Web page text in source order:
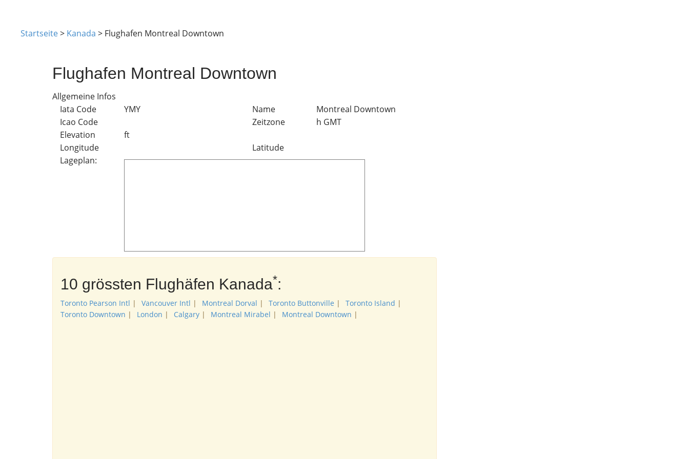
Startseite> Kanada > Flughafen Montreal Downtown
Flughafen Montreal Downtown
Allgemeine Infos
Iata Code
YMY Name
Montreal Downtown
Icao Code
Zeitzone
h GMT
Elevation
ft
Longitude
Latitude
Lageplan:
10 grössten Flughäfen Kanada*:
Toronto Pearson Intl | Vancouver Intl | Montreal Dorval | Toronto Buttonville | Toronto Island |
Toronto Downtown | London | Calgary | Montreal Mirabel | Montreal Downtown |